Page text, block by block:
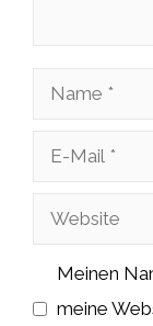
Name
Website
Meinen
meine